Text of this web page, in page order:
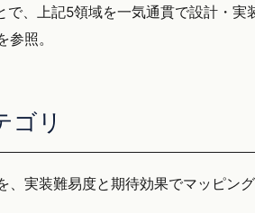
、上記5領域を一気通貫で設計・実
参照。
ゴリ
実装難易度と期待効果でマッピング